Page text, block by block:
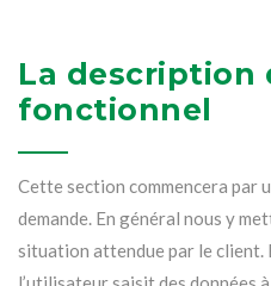
La description
fonctionnel
Cette section commencera par
demande. En général nous y
situation attendue par le client.